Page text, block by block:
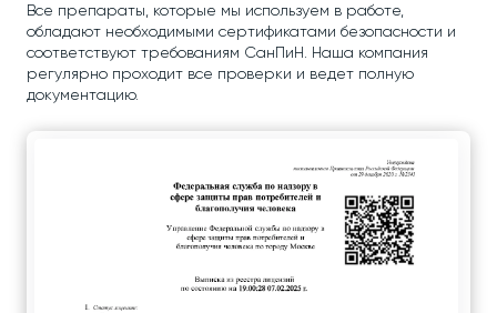
Все препараты, которые мы используем в работе,
обладают необходимыми сертификатами безопасности и
соответствуют требованиям СанПиН. Наша компания
регулярно проходит все проверки и ведет полную
документацию.